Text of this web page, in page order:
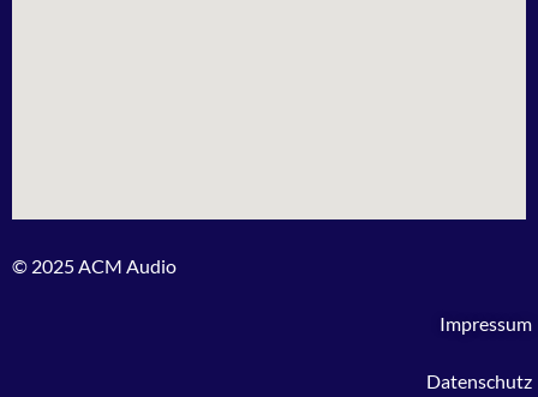
© 2025 ACM Audio
Impressum
Datenschutz